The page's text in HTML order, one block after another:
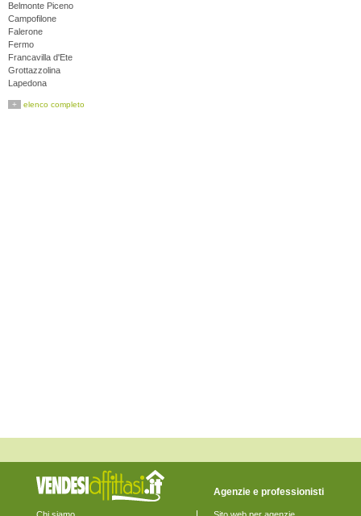
Belmonte Piceno
Campofilone
Falerone
Fermo
Francavilla d'Ete
Grottazzolina
Lapedona
Massa Fermana
Torre San Patrizio
+ elenco completo
Agenzie e professionisti